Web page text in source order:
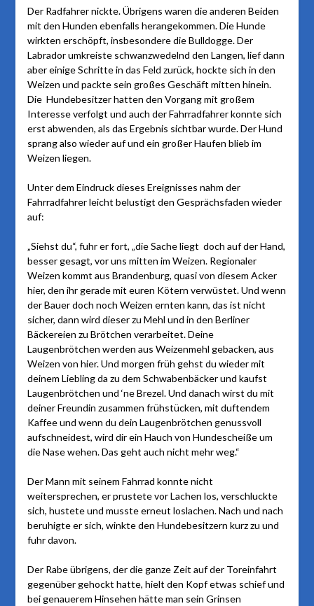
Der Radfahrer nickte. Übrigens waren die anderen Beiden
mit den Hunden ebenfalls herangekommen. Die Hunde
wirkten erschöpft, insbesondere die Bulldogge. Der
Labrador umkreiste schwanzwedelnd den Langen, lief dann
aber einige Schritte in das Feld zurück, hockte sich in den
Weizen und packte sein großes Geschäft mitten hinein.
Die Hundebesitzer hatten den Vorgang mit großem
Interesse verfolgt und auch der Fahrradfahrer konnte sich
erst abwenden, als das Ergebnis sichtbar wurde. Der Hund
sprang also wieder auf und ein großer Haufen blieb im
Weizen liegen.
Unter dem Eindruck dieses Ereignisses nahm der
Fahrradfahrer leicht belustigt den Gesprächsfaden wieder
auf:
„Siehst du“, fuhr er fort, „die Sache liegt doch auf der Hand,
besser gesagt, vor uns mitten im Weizen. Regionaler
Weizen kommt aus Brandenburg, quasi von diesem Acker
hier, den ihr gerade mit euren Kötern verwüstet. Und wenn
der Bauer doch noch Weizen ernten kann, das ist nicht
sicher, dann wird dieser zu Mehl und in den Berliner
Bäckereien zu Brötchen verarbeitet. Deine
Laugenbrötchen werden aus Weizenmehl gebacken, aus
Weizen von hier. Und morgen früh gehst du wieder mit
deinem Liebling da zu dem Schwabenbäcker und kaufst
Laugenbrötchen und ‘ne Brezel. Und danach wirst du mit
deiner Freundin zusammen frühstücken, mit duftendem
Kaffee und wenn du dein Laugenbrötchen genussvoll
aufschneidest, wird dir ein Hauch von Hundescheiße um
die Nase wehen. Das geht auch nicht mehr weg.“
Der Mann mit seinem Fahrrad konnte nicht
weitersprechen, er prustete vor Lachen los, verschluckte
sich, hustete und musste erneut loslachen. Nach und nach
beruhigte er sich, winkte den Hundebesitzern kurz zu und
fuhr davon.
Der Rabe übrigens, der die ganze Zeit auf der Toreinfahrt
gegenüber gehockt hatte, hielt den Kopf etwas schief und
bei genauerem Hinsehen hätte man sein Grinsen